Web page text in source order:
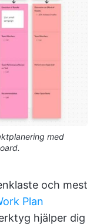
med
och mest
Plan
hjälper dig